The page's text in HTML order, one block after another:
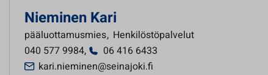
Nieminen Kari
pääluottamusmies, Henkilöstöpalvelut
040 577 9984,
06 416 6433
kari.nieminen@seinajoki.fi